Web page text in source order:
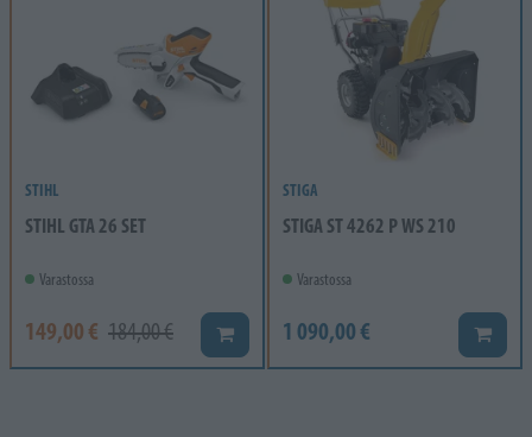
STIHL
STIHL GTA 26 SET
Varastossa
149,00 € 184,00 € Lisää koriin
STIGA
STIGA ST 4262 P WS 210
Varastossa
1 090,00 € Lisää